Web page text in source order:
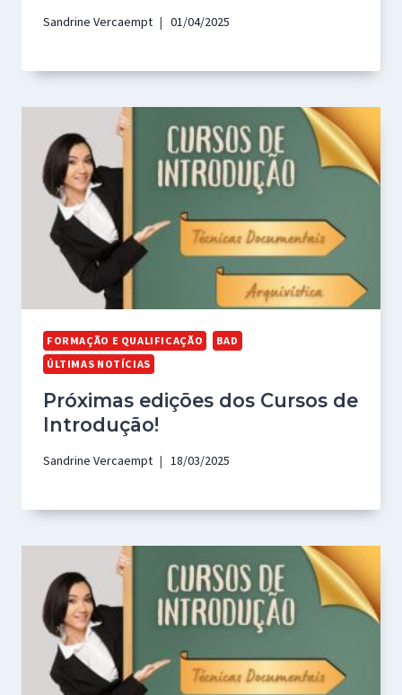
Sandrine Vercaempt 01/04/2025
FORMAÇÃO E QUALIFICAÇÃO
BAD
ÚLTIMAS NOTÍCIAS
Próximas edições dos Cursos de
Introdução!
Sandrine Vercaempt 18/03/2025